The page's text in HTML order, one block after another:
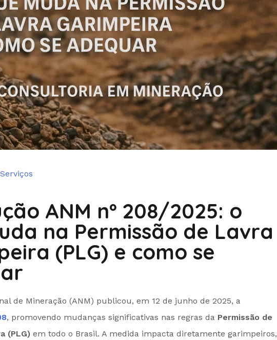
Serviços
ANM nº 208/2025: o
na Permissão de Lavra
(PLG) e como se
de Mineração (ANM) publicou, em 12 de junho de 2025, a
, promovendo mudanças significativas nas regras da Permissão de
(PLG) em todo o Brasil. A medida impacta diretamente garimpeiros,